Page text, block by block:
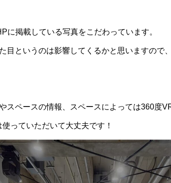
に掲載している写真をこだわっています。
目というのは影響してくるかと思いますので
スペースの情報、スペースによっては360度
っていただいて大丈夫です！